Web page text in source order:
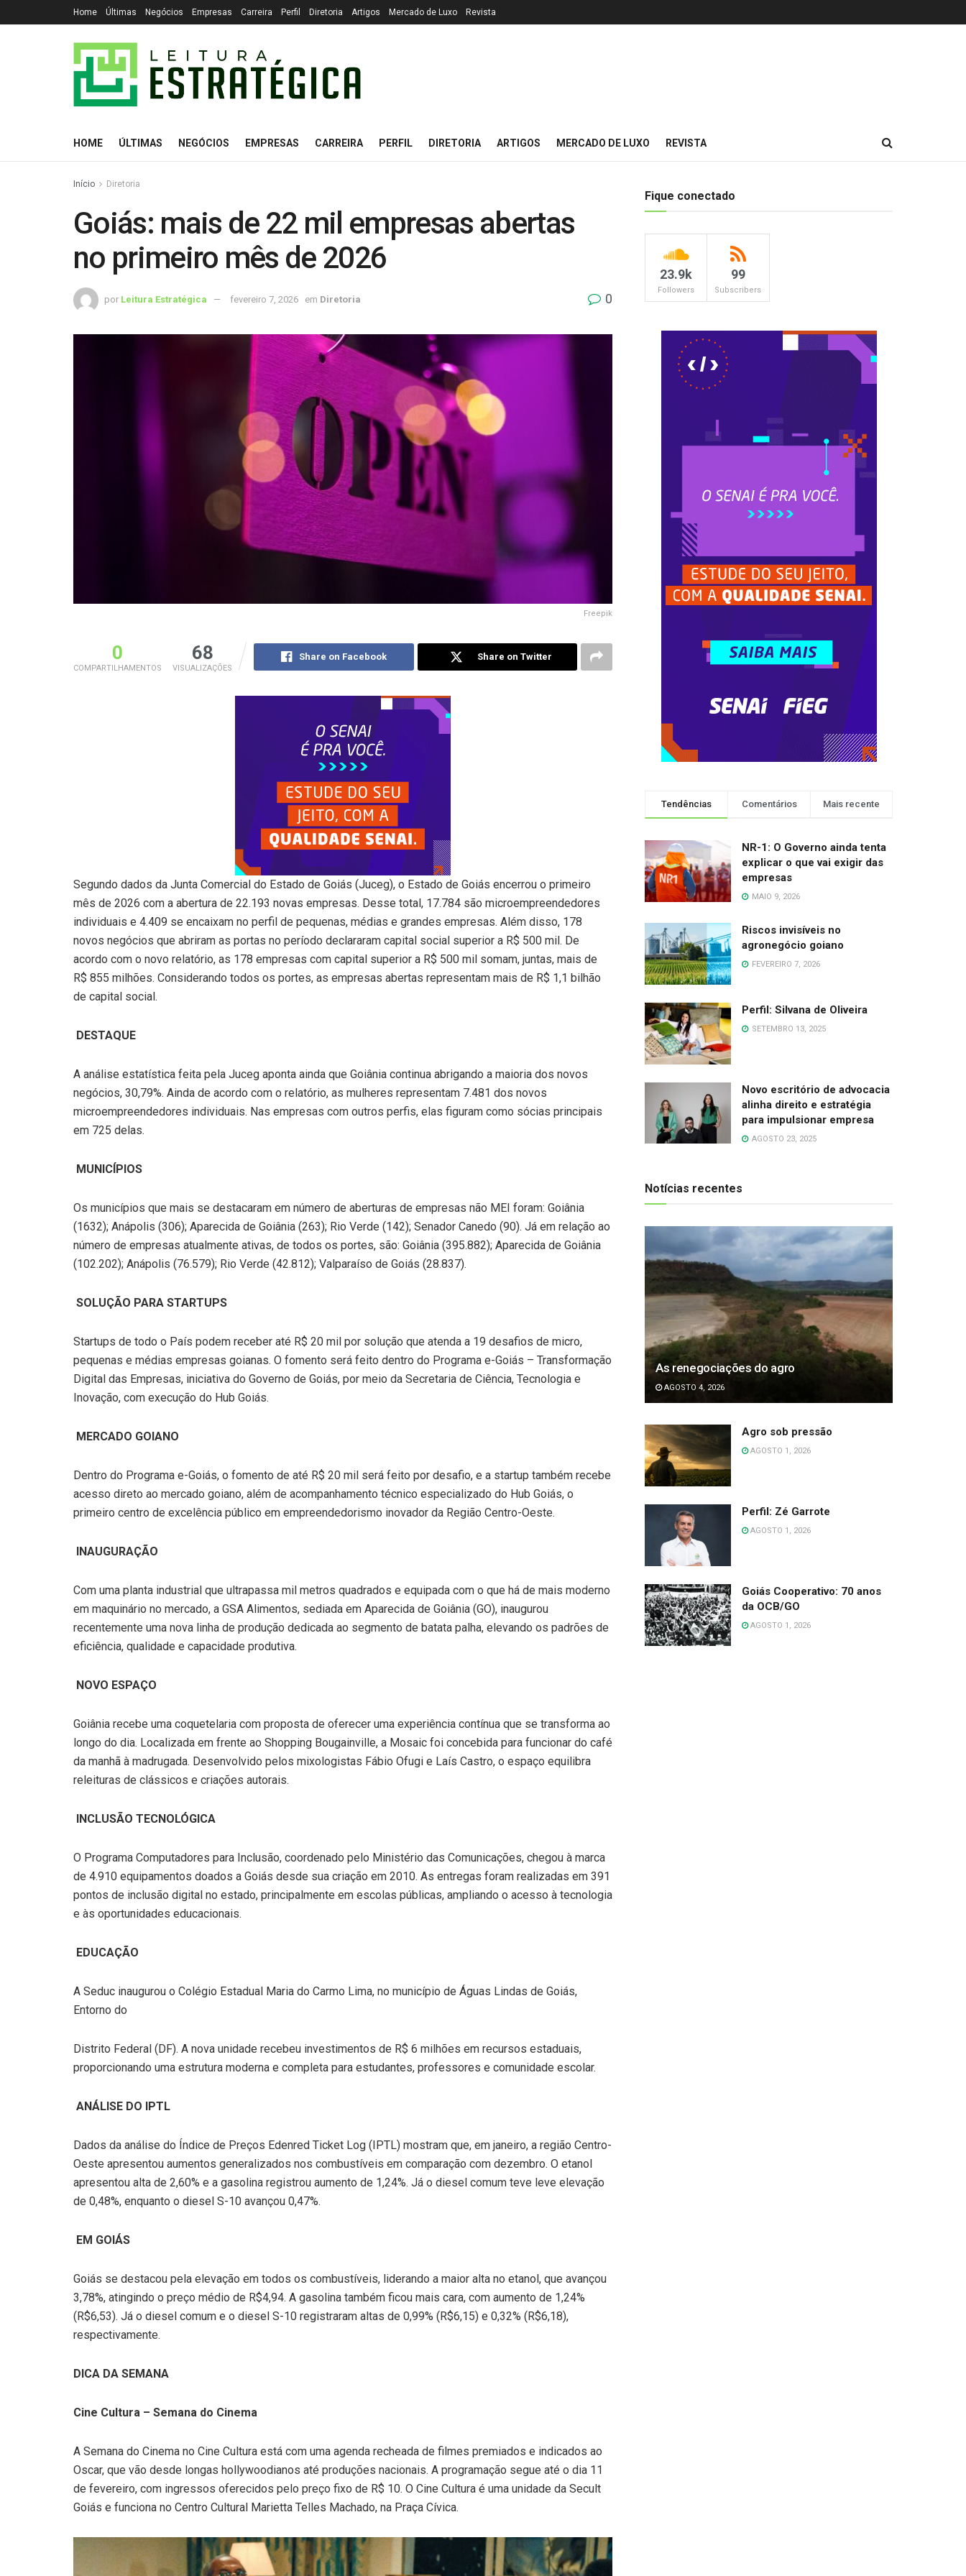
Home Últimas Negócios Empresas Carreira Perfil Diretoria Artigos Mercado de Luxo Revista
HOME ÚLTIMAS NEGÓCIOS EMPRESAS CARREIRA PERFIL DIRETORIA ARTIGOS MERCADO DE LUXO REVISTA
Início Diretoria
Goiás: mais de 22 mil empresas abertas
no primeiro mês de 2026
por Leitura Estratégica fevereiro 7, 2026 em Diretoria 0
Freepik
0
COMPARTILHAMENTOS
68
VISUALIZAÇÕES
Share on Facebook Share on Twitter
Segundo dados da Junta Comercial do Estado de Goiás (Juceg), o Estado de Goiás encerrou o primeiro
mês de 2026 com a abertura de 22.193 novas empresas. Desse total, 17.784 são microempreendedores
individuais e 4.409 se encaixam no perfil de pequenas, médias e grandes empresas. Além disso, 178
novos negócios que abriram as portas no período declararam capital social superior a R$ 500 mil. De
acordo com o novo relatório, as 178 empresas com capital superior a R$ 500 mil somam, juntas, mais de
R$ 855 milhões. Considerando todos os portes, as empresas abertas representam mais de R$ 1,1 bilhão
de capital social.
DESTAQUE
A análise estatística feita pela Juceg aponta ainda que Goiânia continua abrigando a maioria dos novos
negócios, 30,79%. Ainda de acordo com o relatório, as mulheres representam 7.481 dos novos
microempreendedores individuais. Nas empresas com outros perfis, elas figuram como sócias principais
em 725 delas.
MUNICÍPIOS
Os municípios que mais se destacaram em número de aberturas de empresas não MEI foram: Goiânia
(1632); Anápolis (306); Aparecida de Goiânia (263); Rio Verde (142); Senador Canedo (90). Já em relação ao
número de empresas atualmente ativas, de todos os portes, são: Goiânia (395.882); Aparecida de Goiânia
(102.202); Anápolis (76.579); Rio Verde (42.812); Valparaíso de Goiás (28.837).
SOLUÇÃO PARA STARTUPS
Startups de todo o País podem receber até R$ 20 mil por solução que atenda a 19 desafios de micro,
pequenas e médias empresas goianas. O fomento será feito dentro do Programa e-Goiás – Transformação
Digital das Empresas, iniciativa do Governo de Goiás, por meio da Secretaria de Ciência, Tecnologia e
Inovação, com execução do Hub Goiás.
MERCADO GOIANO
Dentro do Programa e-Goiás, o fomento de até R$ 20 mil será feito por desafio, e a startup também recebe
acesso direto ao mercado goiano, além de acompanhamento técnico especializado do Hub Goiás, o
primeiro centro de excelência público em empreendedorismo inovador da Região Centro-Oeste.
INAUGURAÇÃO
Com uma planta industrial que ultrapassa mil metros quadrados e equipada com o que há de mais moderno
em maquinário no mercado, a GSA Alimentos, sediada em Aparecida de Goiânia (GO), inaugurou
recentemente uma nova linha de produção dedicada ao segmento de batata palha, elevando os padrões de
eficiência, qualidade e capacidade produtiva.
NOVO ESPAÇO
Goiânia recebe uma coquetelaria com proposta de oferecer uma experiência contínua que se transforma ao
longo do dia. Localizada em frente ao Shopping Bougainville, a Mosaic foi concebida para funcionar do café
da manhã à madrugada. Desenvolvido pelos mixologistas Fábio Ofugi e Laís Castro, o espaço equilibra
releituras de clássicos e criações autorais.
INCLUSÃO TECNOLÓGICA
O Programa Computadores para Inclusão, coordenado pelo Ministério das Comunicações, chegou à marca
de 4.910 equipamentos doados a Goiás desde sua criação em 2010. As entregas foram realizadas em 391
pontos de inclusão digital no estado, principalmente em escolas públicas, ampliando o acesso à tecnologia
e às oportunidades educacionais.
EDUCAÇÃO
A Seduc inaugurou o Colégio Estadual Maria do Carmo Lima, no município de Águas Lindas de Goiás,
Entorno do
Distrito Federal (DF). A nova unidade recebeu investimentos de R$ 6 milhões em recursos estaduais,
proporcionando uma estrutura moderna e completa para estudantes, professores e comunidade escolar.
ANÁLISE DO IPTL
Dados da análise do Índice de Preços Edenred Ticket Log (IPTL) mostram que, em janeiro, a região Centro-
Oeste apresentou aumentos generalizados nos combustíveis em comparação com dezembro. O etanol
apresentou alta de 2,60% e a gasolina registrou aumento de 1,24%. Já o diesel comum teve leve elevação
de 0,48%, enquanto o diesel S-10 avançou 0,47%.
EM GOIÁS
Goiás se destacou pela elevação em todos os combustíveis, liderando a maior alta no etanol, que avançou
3,78%, atingindo o preço médio de R$4,94. A gasolina também ficou mais cara, com aumento de 1,24%
(R$6,53). Já o diesel comum e o diesel S-10 registraram altas de 0,99% (R$6,15) e 0,32% (R$6,18),
respectivamente.
DICA DA SEMANA
Cine Cultura – Semana do Cinema
A Semana do Cinema no Cine Cultura está com uma agenda recheada de filmes premiados e indicados ao
Oscar, que vão desde longas hollywoodianos até produções nacionais. A programação segue até o dia 11
de fevereiro, com ingressos oferecidos pelo preço fixo de R$ 10. O Cine Cultura é uma unidade da Secult
Goiás e funciona no Centro Cultural Marietta Telles Machado, na Praça Cívica.
Fique conectado
23.9k
Followers
99
Subscribers
Tendências Comentários Mais recente
NR-1: O Governo ainda tenta
explicar o que vai exigir das
empresas
MAIO 9, 2026
Riscos invisíveis no
agronegócio goiano
FEVEREIRO 7, 2026
Perfil: Silvana de Oliveira
SETEMBRO 13, 2025
Novo escritório de advocacia
alinha direito e estratégia
para impulsionar empresa
AGOSTO 23, 2025
Notícias recentes
As renegociações do agro
AGOSTO 4, 2026
Agro sob pressão
AGOSTO 1, 2026
Perfil: Zé Garrote
AGOSTO 1, 2026
Goiás Cooperativo: 70 anos
da OCB/GO
AGOSTO 1, 2026